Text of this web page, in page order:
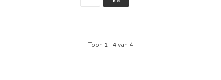
Toon 1 -4van 4